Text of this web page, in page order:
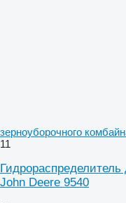
зерноуборочного
11
John Deere 9540